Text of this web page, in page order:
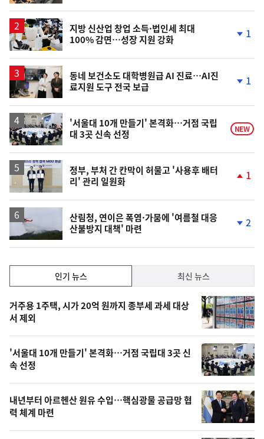
상
지방 신산업 창업 소득·법인세 최대
100% 감면…성장 지원 강화
하
1
동네 보건소도 대학병원급 AI 진료…AI진
료지원 도구 전국 보급
하
락
1
'서울대 10개 만들기' 본격화…거점 국립
대 3곳 신속 선정
NEW
정부, 부처 간 칸막이 허물고 '사용후 배터
리' 관리 일원화
상
1
산림청, 연이은 폭염·가뭄에 '여름철 대응
산불방지 대책' 마련
하
락
2
기,
최
신,
오
늘
의
영
상
인기 뉴스 최신 뉴스
기
뉴
스
거주용 1주택, 시가 20억 원까지 종부세 과세 대상
서 제외
'서울대 10개 만들기' 본격화…거점 국립대 3곳 신
속 선정
내년부터 아르헨산 원유 수입…핵심광물 공급망 협
력 체계 마련